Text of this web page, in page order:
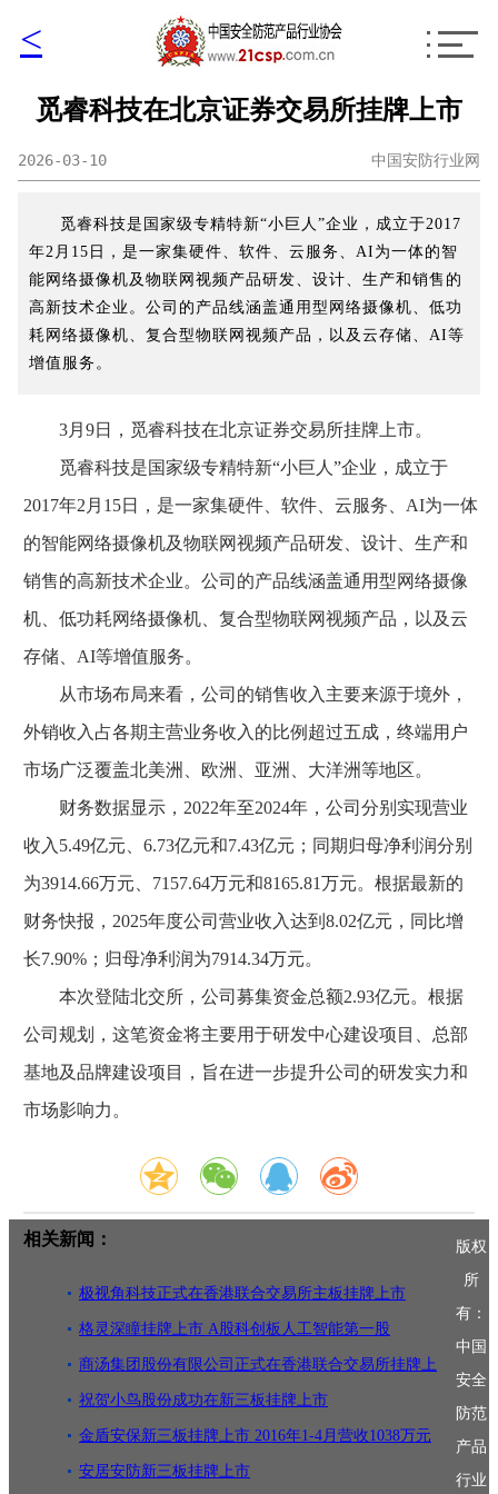
<
觅睿科技在北京证券交易所挂牌上市
2026-03-10 中国安防行业网
觅睿科技是国家级专精特新“小巨人”企业，成立于2017
年2月15日，是一家集硬件、软件、云服务、AI为一体的智
能网络摄像机及物联网视频产品研发、设计、生产和销售的
高新技术企业。公司的产品线涵盖通用型网络摄像机、低功
耗网络摄像机、复合型物联网视频产品，以及云存储、AI等
增值服务。
3月9日，觅睿科技在北京证券交易所挂牌上市。
觅睿科技是国家级专精特新“小巨人”企业，成立于
2017年2月15日，是一家集硬件、软件、云服务、AI为一体
的智能网络摄像机及物联网视频产品研发、设计、生产和
销售的高新技术企业。公司的产品线涵盖通用型网络摄像
机、低功耗网络摄像机、复合型物联网视频产品，以及云
存储、AI等增值服务。
从市场布局来看，公司的销售收入主要来源于境外，
外销收入占各期主营业务收入的比例超过五成，终端用户
市场广泛覆盖北美洲、欧洲、亚洲、大洋洲等地区。
财务数据显示，2022年至2024年，公司分别实现营业
收入5.49亿元、6.73亿元和7.43亿元；同期归母净利润分别
为3914.66万元、7157.64万元和8165.81万元。根据最新的
财务快报，2025年度公司营业收入达到8.02亿元，同比增
长7.90%；归母净利润为7914.34万元。
本次登陆北交所，公司募集资金总额2.93亿元。根据
公司规划，这笔资金将主要用于研发中心建设项目、总部
基地及品牌建设项目，旨在进一步提升公司的研发实力和
市场影响力。
相关新闻：
极视角科技正式在香港联合交易所主板挂牌上市
格灵深瞳挂牌上市 A股科创板人工智能第一股
商汤集团股份有限公司正式在香港联合交易所挂牌上
市
祝贺小鸟股份成功在新三板挂牌上市
金盾安保新三板挂牌上市 2016年1-4月营收1038万元
安居安防新三板挂牌上市
版权
所
有：
中国
安全
防范
产品
行业